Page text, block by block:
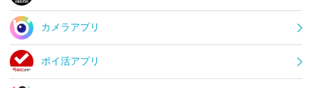
カメラアプリ
ポイ活アプリ